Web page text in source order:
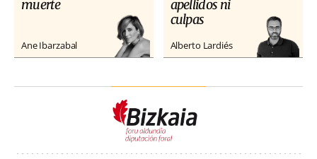
muerte
Ane Ibarzabal
apellidos ni
culpas
Alberto Lardiés